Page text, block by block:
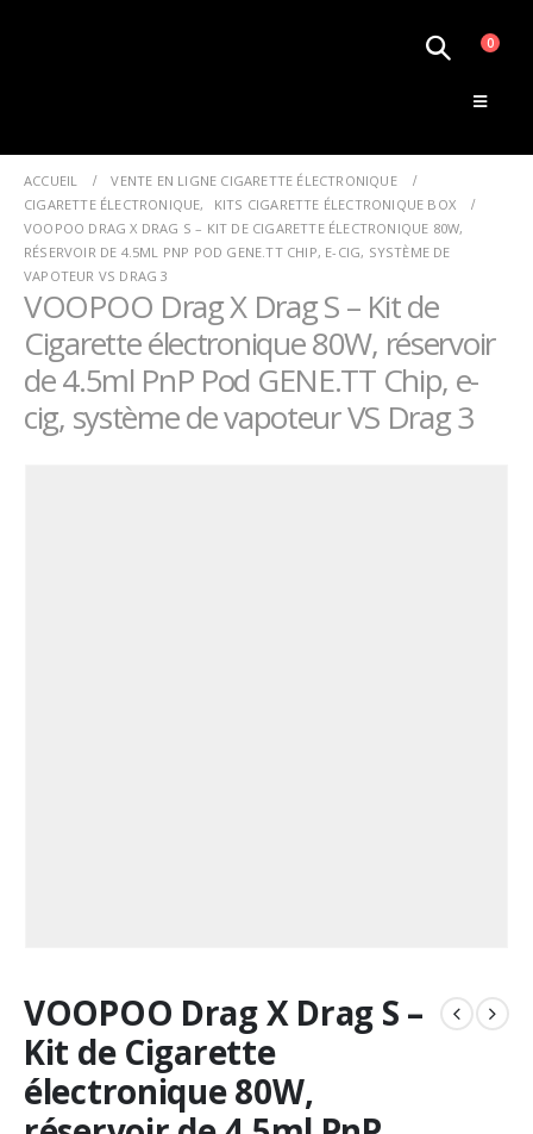
0
ACCUEIL
VENTE EN LIGNE CIGARETTE ÉLECTRONIQUE
CIGARETTE ÉLECTRONIQUE,
KITS CIGARETTE ÉLECTRONIQUE BOX
VOOPOO DRAG X DRAG S – KIT DE CIGARETTE ÉLECTRONIQUE 80W,
RÉSERVOIR DE 4.5ML PNP POD GENE.TT CHIP, E-CIG, SYSTÈME DE
VAPOTEUR VS DRAG 3
VOOPOO Drag X Drag S – Kit de
Cigarette électronique 80W, réservoir
de 4.5ml PnP Pod GENE.TT Chip, e-
cig, système de vapoteur VS Drag 3
VOOPOO Drag X Drag S –
Kit de Cigarette
électronique 80W,